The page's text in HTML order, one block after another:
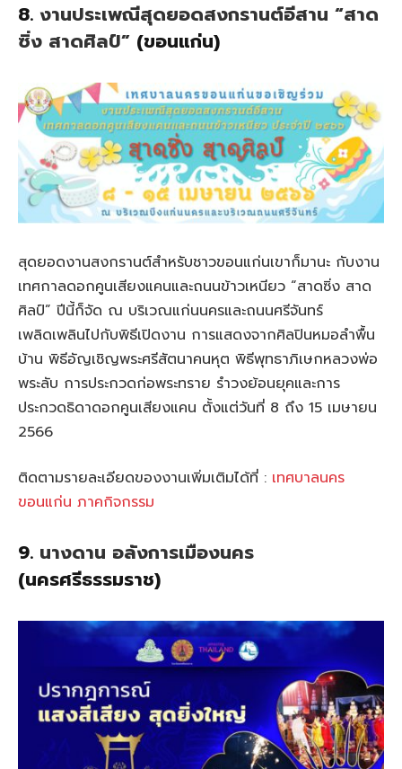
8. งานประเพณีสุดยอดสงกรานต์อีสาน “สาด
ซิ่ง สาดศิลป์” (ขอนแก่น)
สุดยอดงานสงกรานต์สำหรับชาวขอนแก่นเขาก็มานะ กับงาน
เทศกาลดอกคูนเสียงแคนและถนนข้าวเหนียว “สาดซิ่ง สาด
ศิลป์” ปีนี้ก็จัด ณ บริเวณแก่นนครและถนนศรีจันทร์
เพลิดเพลินไปกับพิธีเปิดงาน การแสดงจากศิลปินหมอลำพื้น
บ้าน พิธีอัญเชิญพระศรีสัตนาคนหุต พิธีพุทธาภิเษกหลวงพ่อ
พระลับ การประกวดก่อพระทราย รำวงย้อนยุคและการ
ประกวดธิดาดอกคูนเสียงแคน ตั้งแต่วันที่ 8 ถึง 15 เมษายน
2566
ติดตามรายละเอียดของงานเพิ่มเติมได้ที่ : เทศบาลนคร
ขอนแก่น ภาคกิจกรรม
9. นางดาน อลังการเมืองนคร
(นครศรีธรรมราช)